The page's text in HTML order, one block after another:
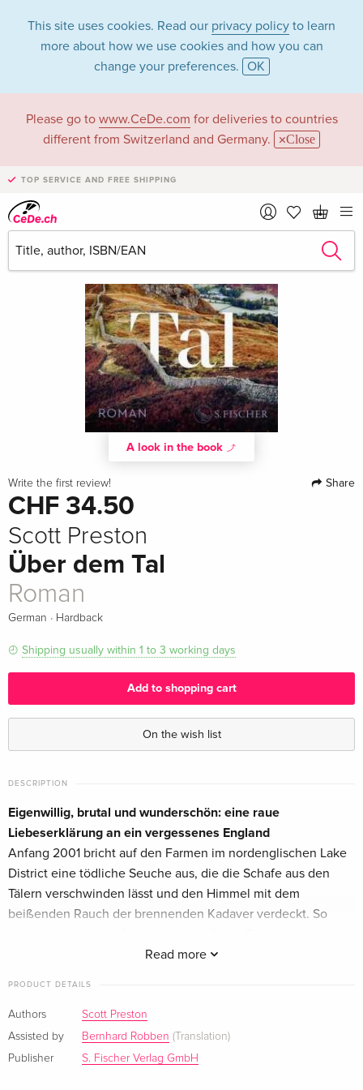
This site uses cookies. Read our privacy policy to learn
more about how we use cookies and how you can
change your preferences. OK
Please go to www.CeDe.com for deliveries to countries
different from Switzerland and Germany.
Close
TOP SERVICE AND FREE SHIPPING
A look in the book
Write the first review! Share
CHF 34.50
Scott Preston
Über dem Tal
Roman
German · Hardback
Shipping usually within 1 to 3 working days
Add to shopping cart
On the wish list
DESCRIPTION
Read more
Eigenwillig, brutal und wunderschön: eine raue
Liebeserklärung an ein vergessenes England
Anfang 2001 bricht auf den Farmen im nordenglischen Lake
District eine tödliche Seuche aus, die die Schafe aus den
Tälern verschwinden lässt und den Himmel mit dem
beißenden Rauch der brennenden Kadaver verdeckt. So
William Herne. Die beiden Schafzüchter gehören zu denen,
von einem vergessenen England und einer verlorenen
Generation, von Bauern, die sich in der brutalen Hingabe an
ihre Herden verlieren, von den Folgen eines spektakulären
PRODUCT DETAILS
Authors
Scott Preston
Assisted by
Bernhard Robben (Translation)
Publisher
S. Fischer Verlag GmbH